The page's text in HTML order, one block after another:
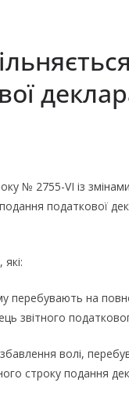
№ 2755-VI із змінами
податкової
перебувають на
звітного
волі,
строку подання